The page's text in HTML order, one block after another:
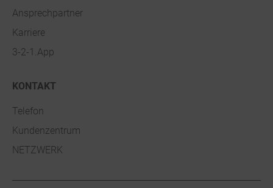
Ansprechpartner
Karriere
3-2-1.App
KONTAKT
Telefon
Kundenzentrum
NETZWERK